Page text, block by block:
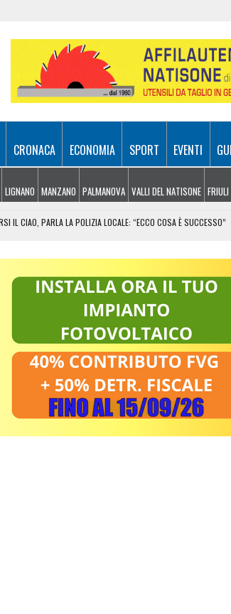
CRONACA ECONOMIA SPORT EVENTI
LIGNANO MANZANO PALMANOVA VALLI DEL NATISONE
IL CIAO, PARLA LA POLIZIA LOCALE: “ECCO COSA È SUCCESSO”
PER VIAGGIARE IN GRUPPO
E REGOLE NON RISPETTATE